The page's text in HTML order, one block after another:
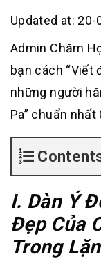
Updated at: 20-
Admin Chăm
bạn cách “Viết
những người
Pa” chuẩn
I. Dàn Ý
Đẹp Của
Trong